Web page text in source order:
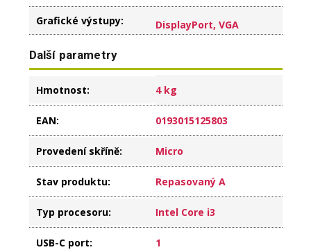
Grafické výstupy: DisplayPort, VGA
Další parametry
Hmotnost: 4 kg
EAN: 0193015125803
Provedení skříně: Micro
Stav produktu: Repasovaný A
Typ procesoru: Intel Core i3
USB-C port: 1